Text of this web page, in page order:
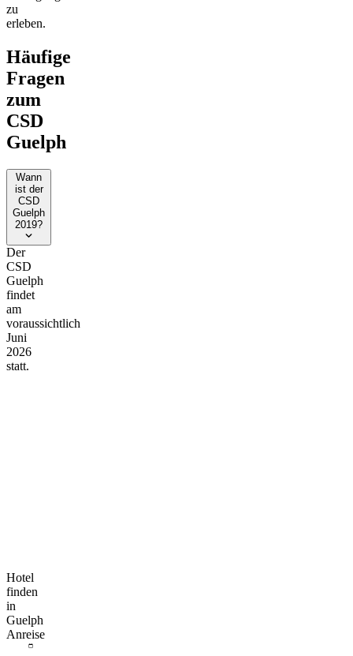
zu
erleben.
Häufige
Fragen
zum
CSD
Guelph
Wann
ist der
CSD
Guelph
2019?
Der
CSD
Guelph
findet
am
voraussichtlich
Juni
2026
statt.
Hotel
finden
in
Guelph
Anreise